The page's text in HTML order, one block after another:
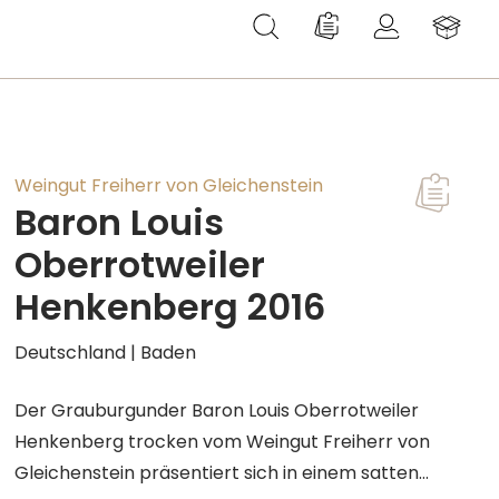
Du hast 0 Produkte
Weingut Freiherr von Gleichenstein
Baron Louis
Oberrotweiler
Henkenberg 2016
Deutschland | Baden
Der Grauburgunder Baron Louis Oberrotweiler
Henkenberg trocken vom Weingut Freiherr von
Gleichenstein präsentiert sich in einem satten